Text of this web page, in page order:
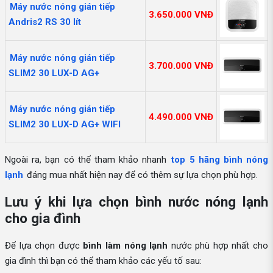
Máy nước nóng gián tiếp
Andris2 RS 30 lít
3.650.000 VNĐ
Máy nước nóng gián tiếp
SLIM2 30 LUX-D AG+
3.700.000 VNĐ
Máy nước nóng gián tiếp
SLIM2 30 LUX-D AG+ WIFI
4.490.000 VNĐ
Ngoài ra, bạn có thể tham khảo nhanh top 5 hãng bình nóng
lạnh đáng mua nhất hiện nay để có thêm sự lựa chọn phù hợp.
Lưu ý khi lựa chọn bình nước nóng lạnh
cho gia đình
Để lựa chọn được bình làm nóng lạnh nước phù hợp nhất cho
gia đình thì bạn có thể tham khảo các yếu tố sau: